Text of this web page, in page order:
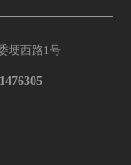
埂西路1号